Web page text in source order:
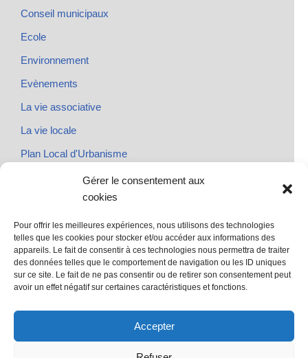
Gérer le consentement aux
cookies
Pour offrir les meilleures expériences, nous utilisons des technologies
telles que les cookies pour stocker et/ou accéder aux informations des
appareils. Le fait de consentir à ces technologies nous permettra de traiter
des données telles que le comportement de navigation ou les ID uniques
sur ce site. Le fait de ne pas consentir ou de retirer son consentement peut
avoir un effet négatif sur certaines caractéristiques et fonctions.
Accepter
Conseil municipaux
Ecole
Environnement
Evènements
La vie associative
La vie locale
Plan Local d'Urbanisme
@ Sainte Marie des Champs
Mentions légales